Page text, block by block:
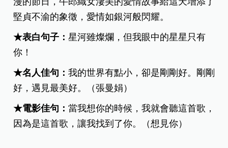
堅貞不渝的象徵，愛情如銀河般閃耀。
★表白句子：星河雖燦爛，但我眼中的星星只有
你！
★名人佳句：我的世界有點小，卻是剛剛好。剛剛
好，遇見最美好。（張曼娟）
★電影佳句：當我想你的時候，我就會聽這首歌，
因為是這首歌，讓我找到了你。（想見你）